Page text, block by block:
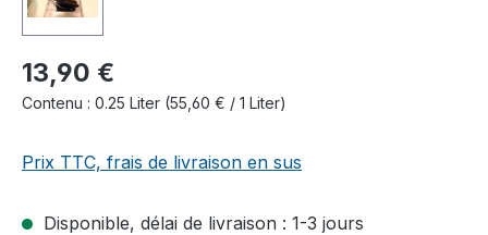
13,90 €
Contenu : 0.25 Liter (55,60 € / 1 Liter)
Prix TTC, frais de livraison en sus
Disponible, délai de livraison : 1-3 jours